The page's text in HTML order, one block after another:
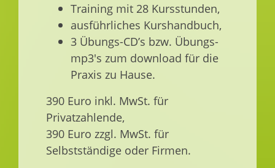
Training mit 28 Kursstunden,
ausführliches Kurshandbuch,
3 Übungs-CD’s bzw. Übungs-
mp3's zum download für die
Praxis zu Hause.
390 Euro inkl. MwSt. für
Privatzahlende,
390 Euro zzgl. MwSt. für
Selbstständige oder Firmen.